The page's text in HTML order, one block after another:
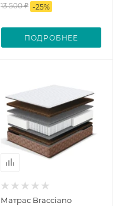
13 500 ₽ -25%
ПОДРОБНЕЕ
Матрас Bracciano